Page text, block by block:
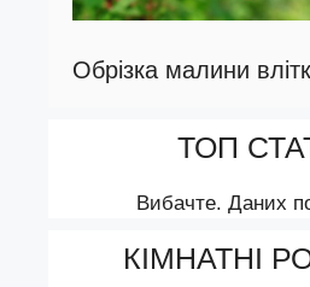
Обрізка малини
ТОП
Вибачте. Даних
КІМНАТНІ